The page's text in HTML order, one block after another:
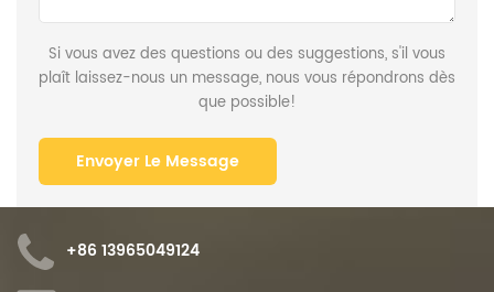
Si vous avez des questions ou des suggestions, s'il vous
plaît laissez-nous un message, nous vous répondrons dès
que possible!
+86 13965049124